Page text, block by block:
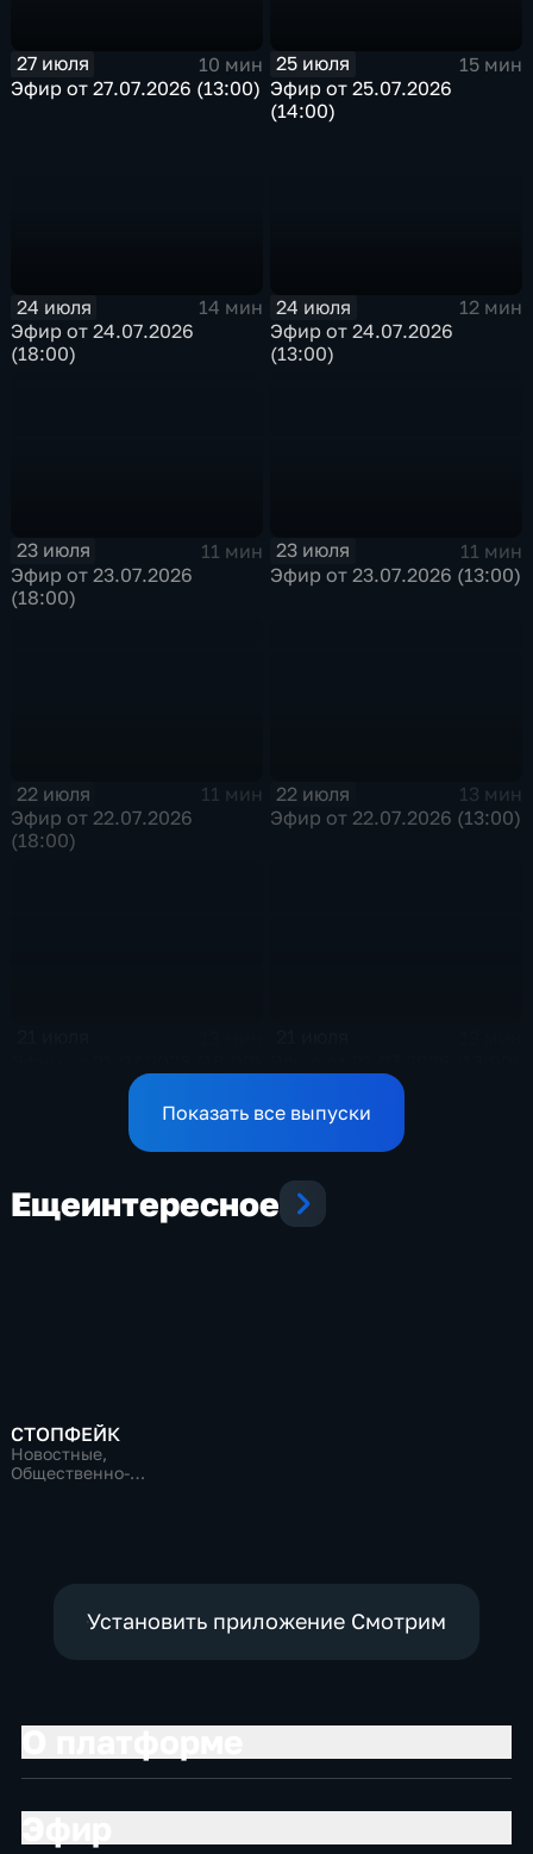
27 июля
10 мин
Эфир от 27.07.2026 (13:00)
25 июля
15 мин
Эфир от 25.07.2026
(14:00)
24 июля
14 мин
Эфир от 24.07.2026
(18:00)
24 июля
12 мин
Эфир от 24.07.2026
(13:00)
23 июля
11 мин
Эфир от 23.07.2026
(18:00)
23 июля
11 мин
Эфир от 23.07.2026 (13:00)
22 июля
11 мин
Эфир от 22.07.2026
(18:00)
22 июля
13 мин
Эфир от 22.07.2026 (13:00)
Показать все выпуски
Ещеинтересное
СТОПФЕЙК
Новостные,
Общественно-
Установить приложение Смотрим